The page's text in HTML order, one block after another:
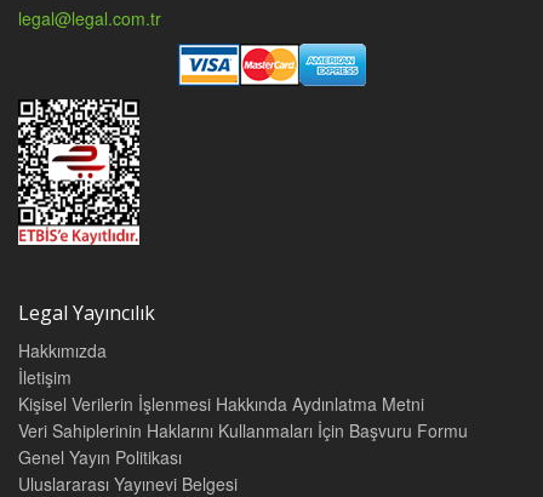
legal@legal.com.tr
Legal Yayıncılık
Hakkımızda
İletişim
Kişisel Verilerin İşlenmesi Hakkında Aydınlatma Metni
Veri Sahiplerinin Haklarını Kullanmaları İçin Başvuru Formu
Genel Yayın Politikası
Uluslararası Yayınevi Belgesi